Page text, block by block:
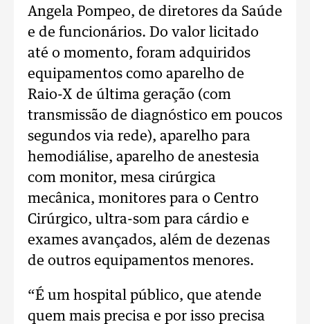
Angela Pompeo, de diretores da Saúde
e de funcionários. Do valor licitado
até o momento, foram adquiridos
equipamentos como aparelho de
Raio-X de última geração (com
transmissão de diagnóstico em poucos
segundos via rede), aparelho para
hemodiálise, aparelho de anestesia
com monitor, mesa cirúrgica
mecânica, monitores para o Centro
Cirúrgico, ultra-som para cárdio e
exames avançados, além de dezenas
de outros equipamentos menores.
“É um hospital público, que atende
quem mais precisa e por isso precisa